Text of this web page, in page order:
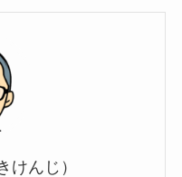
けんじ）